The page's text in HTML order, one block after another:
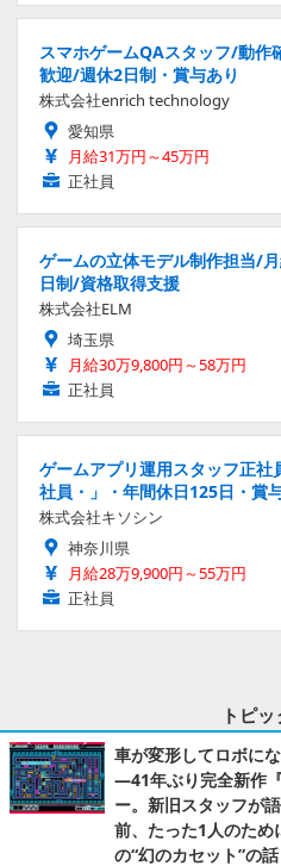
スマホゲームQAスタッフ/動作
歓迎/週休2日制・賞与あり
株式会社enrich technology
愛知県
月給31万円～45万円
正社員
ゲームの立体モデル制作担当/
日制/資格取得支援
株式会社ELM
埼玉県
月給30万9,800円～58万円
正社員
ゲームアプリ運用スタッフ正
社員・」・年間休日125日・賞
株式会社キソシン
神奈川県
月給28万9,900円～55万円
正社員
トピッ
車が変形してロボに
―41年ぶり完全新作
ー。新旧スタッフが
前、たった1人のた
の“幻のカセット”の話